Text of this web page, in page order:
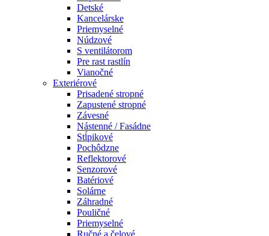
Detské
Kancelárske
Priemyselné
Núdzové
S ventilátorom
Pre rast rastlín
Vianočné
Exteriérové
Prisadené stropné
Zapustené stropné
Závesné
Nástenné / Fasádne
Stĺpikové
Pochôdzne
Reflektorové
Senzorové
Batériové
Solárne
Záhradné
Pouličné
Priemyselné
Ručné a čelové